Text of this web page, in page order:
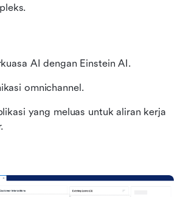
AI dengan Einstein AI.
omnichannel.
yang meluas untuk aliran kerja